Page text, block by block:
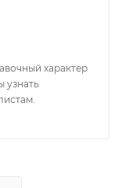
характер
узнать